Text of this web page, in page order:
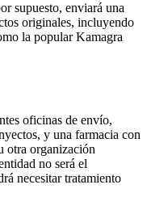
supuesto, enviará una
originales, incluyendo
la popular Kamagra
oficinas de envío,
y una farmacia con
otra organización
no será el
necesitar tratamiento